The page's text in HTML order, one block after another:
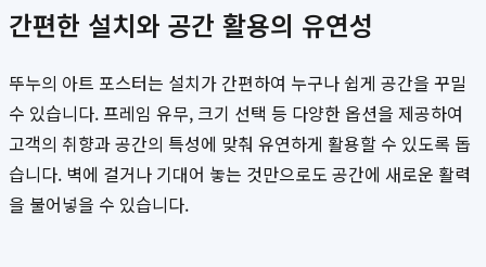
간편한 설치와 공간 활용의 유연성
뚜누의 아트 포스터는 설치가 간편하여 누구나 쉽게 공간을 꾸밀
수 있습니다. 프레임 유무, 크기 선택 등 다양한 옵션을 제공하여
고객의 취향과 공간의 특성에 맞춰 유연하게 활용할 수 있도록 돕
습니다. 벽에 걸거나 기대어 놓는 것만으로도 공간에 새로운 활력
을 불어넣을 수 있습니다.